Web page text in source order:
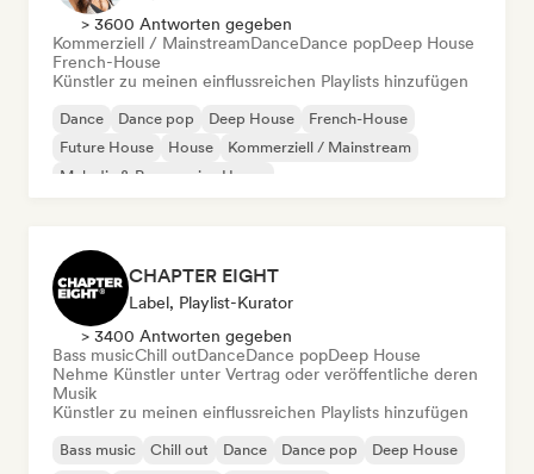
> 3600 Antworten gegeben
Kommerziell / MainstreamDanceDance popDeep House
French-House
Künstler zu meinen einflussreichen Playlists hinzufügen
Dance Dance pop Deep House
French-House
Future House
House
Kommerziell / Mainstream
Melodic & Progressive House
CHAPTER EIGHT
Label, Playlist-Kurator
> 3400 Antworten gegeben
Bass musicChill outDanceDance popDeep House
Nehme Künstler unter Vertrag oder veröffentliche deren
Musik
Künstler zu meinen einflussreichen Playlists hinzufügen
Bass music Chill out Dance Dance pop
Deep House